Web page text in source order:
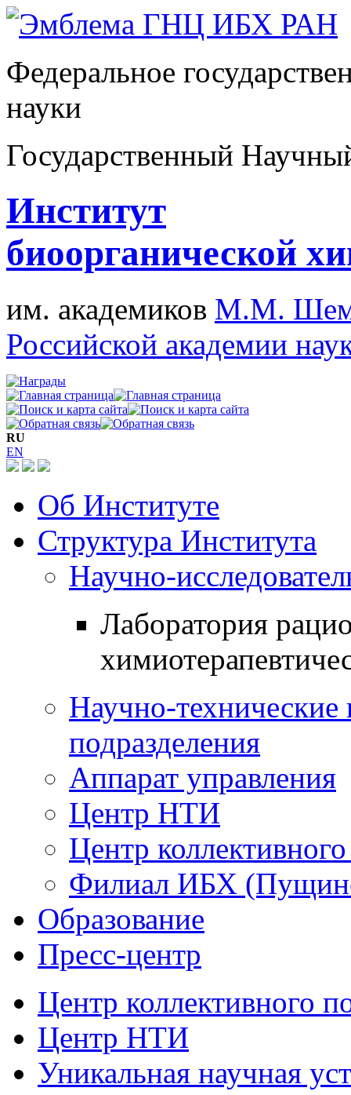
Федеральное
науки
Государственный
Институт
биоорганической
им. академиков М.М.
Российской академии
RU
EN
Об Институте
Структура Института
Научно-
Лаборатория
Научно-технические
подразделения
Аппарат управления
Центр НТИ
Центр
Филиал ИБХ
Образование
Пресс-центр
Центр коллективного
Центр НТИ
Уникальная научная